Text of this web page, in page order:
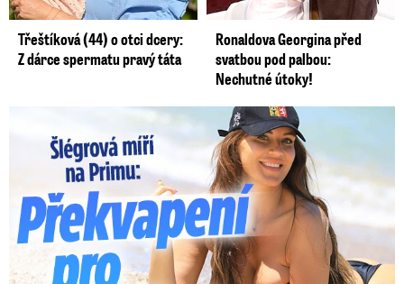
Třeštíková (44) o otci dcery:
Z dárce spermatu pravý táta
Ronaldova Georgina před
svatbou pod palbou:
Nechutné útoky!
Lucie Šlégrová míří na Primu. Překvapení pro sporťáky!